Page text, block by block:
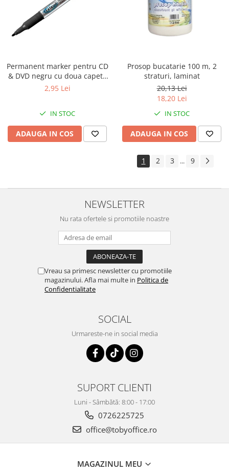
Permanent marker pentru CD
& DVD negru cu doua capete
Centrum
2,95 Lei
IN STOC
ADAUGA IN COS
Prosop bucatarie 100 m, 2
straturi, laminat
20,13 Lei
18,20 Lei
IN STOC
ADAUGA IN COS
1 2 3 ... 9
NEWSLETTER
Nu rata ofertele si promotiile noastre
Vreau sa primesc newsletter cu promotiile
magazinului. Afla mai multe in Politica de
Confidentialitate
SOCIAL
Urmareste-ne in social media
SUPORT CLIENTI
Luni - Sâmbătă: 8:00 - 17:00
0726225725
office@tobyoffice.ro
MAGAZINUL MEU